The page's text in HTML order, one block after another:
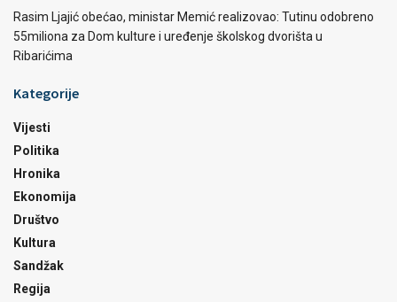
Rasim Ljajić obećao, ministar Memić realizovao: Tutinu odobreno
55miliona za Dom kulture i uređenje školskog dvorišta u
Ribarićima
Kategorije
Vijesti
Politika
Hronika
Ekonomija
Društvo
Kultura
Sandžak
Regija